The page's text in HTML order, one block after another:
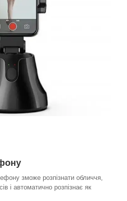
зможе розпізнати обличчя,
і автоматично розпізнає як